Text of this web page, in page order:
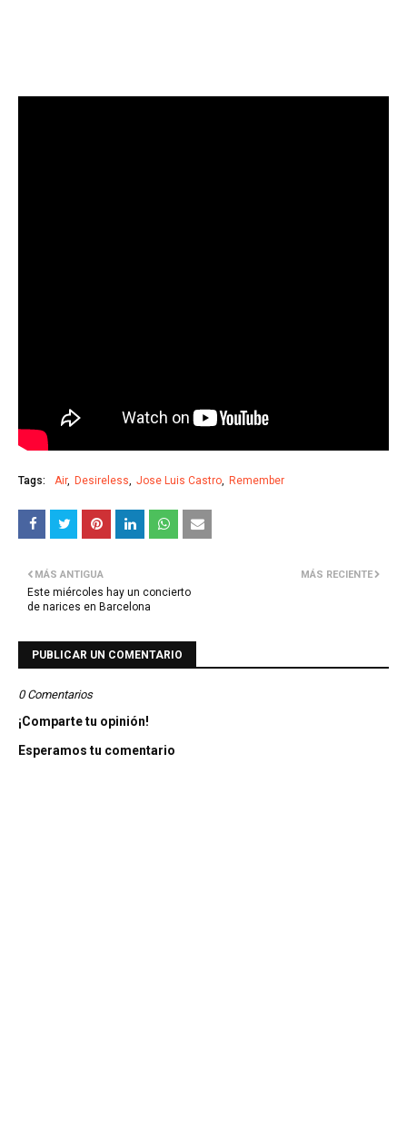
Tags: Air Desireless Jose Luis Castro Remember
MÁS RECIENTE
MÁS ANTIGUA
Este miércoles hay un concierto
de narices en Barcelona
PUBLICAR UN COMENTARIO
0 Comentarios
¡Comparte tu opinión!
Esperamos tu comentario